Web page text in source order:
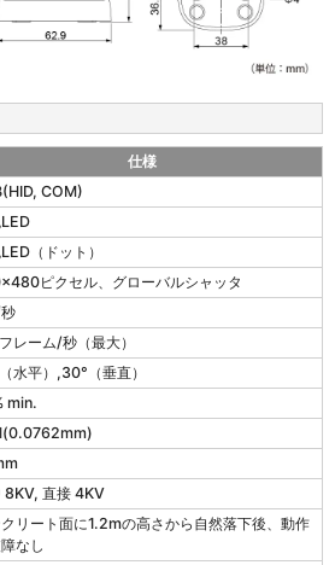
仕様
COM)
（ドット）
ピクセル、グローバルシャッタ
レーム/秒（最大）
水平）,30°（垂直）
min.
8KV, 直接 4KV
リート面に1.2mの高さから自然落下後、動作
なし